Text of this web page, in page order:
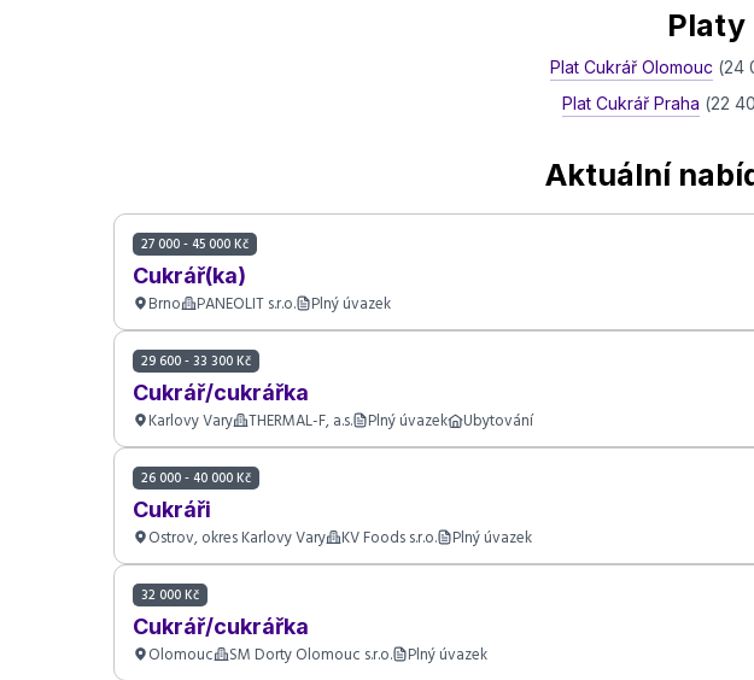
Platy
Plat Cukrář Olomouc (24
Plat Cukrář Praha (22
Aktuální
27 000 - 45 000 Kč
Cukrář(ka)
Brno PANEOLIT s.r.o. Plný úvazek
29 600 - 33 300 Kč
Cukrář/cukrářka
Karlovy Vary THERMAL-F, a.s. Plný úvazek Ubytování
26 000 - 40 000 Kč
Cukráři
Ostrov, okres Karlovy Vary KV Foods s.r.o. Plný úvazek
32 000 Kč
Cukrář/cukrářka
Olomouc SM Dorty Olomouc s.r.o. Plný úvazek